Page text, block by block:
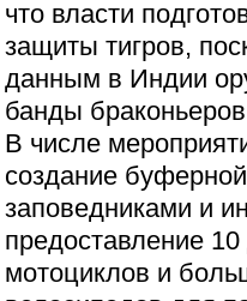
что власти
защиты тигров,
данным в Индии
банды
В числе
создание
заповедниками и
предоставление
мотоциклов и